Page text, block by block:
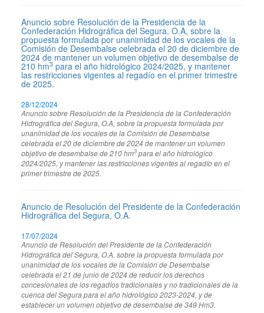
Anuncio sobre Resolución de la Presidencia de la
Confederación Hidrográfica del Segura, O.A, sobre la
propuesta formulada por unanimidad de los vocales de la
Comisión de Desembalse celebrada el 20 de diciembre de
2024 de mantener un volumen objetivo de desembalse de
210 hm3para el año hidrológico 2024/2025, y mantener
las restricciones vigentes al regadío en el primer trimestre
de 2025.
28/12/2024
Anuncio sobre Resolución de la Presidencia de la Confederación
Hidrográfica del Segura, O.A, sobre la propuesta formulada por
unanimidad de los vocales de la Comisión de Desembalse
celebrada el 20 de diciembre de 2024 de mantener un volumen
objetivo de desembalse de 210 hm3para el año hidrológico
2024/2025, y mantener las restricciones vigentes al regadío en el
primer trimestre de 2025.
Anuncio de Resolución del Presidente de la Confederación
Hidrográfica del Segura, O.A.
17/07/2024
Anuncio de Resolución del Presidente de la Confederación
Hidrográfica del Segura, O.A. sobre la propuesta formulada por
unanimidad de los vocales de la Comisión de Desembalse
celebrada el 21 de junio de 2024 de reducir los derechos
concesionales de los regadíos tradicionales y no tradicionales de la
cuenca del Segura para el año hidrológico 2023-2024, y de
establecer un volumen objetivo de desembalse de 349 Hm3.